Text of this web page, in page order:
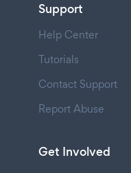
Support
Help Center
Tutorials
Contact Support
Report Abuse
Get Involved